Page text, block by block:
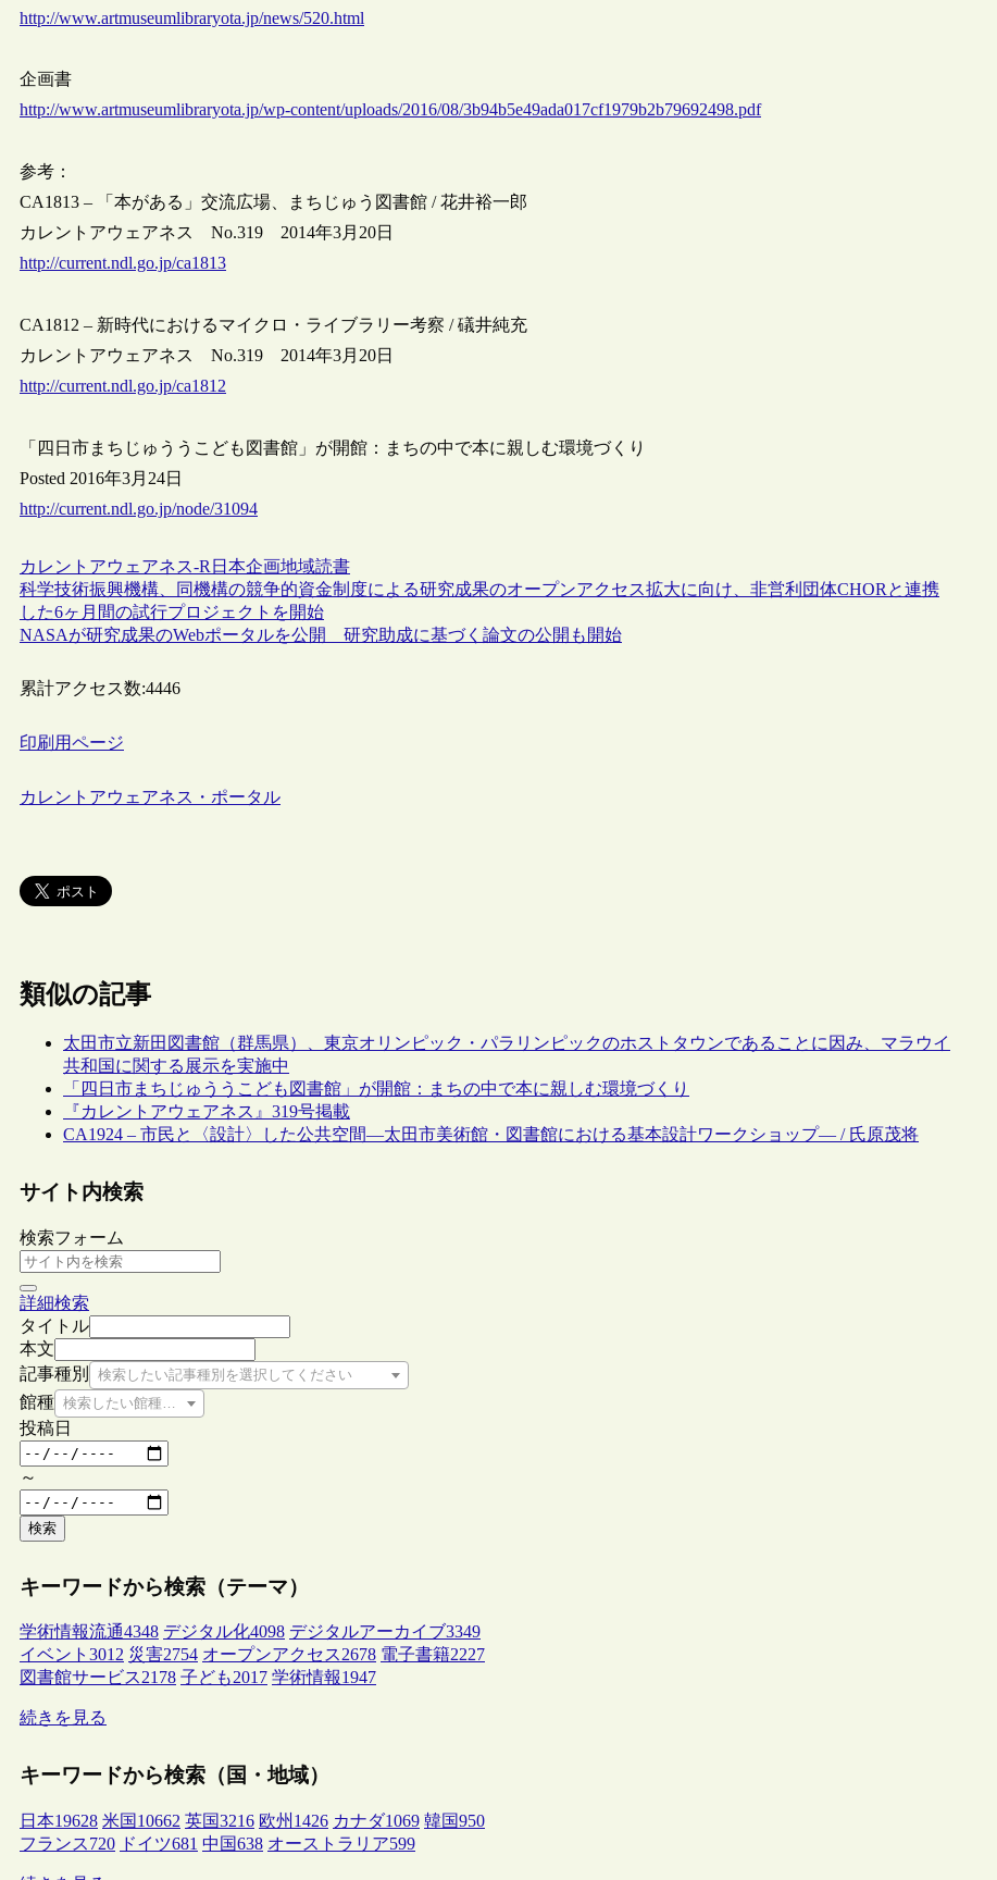
http://www.artmuseumlibraryota.jp/news/520.html
企画書
http://www.artmuseumlibraryota.jp/wp-content/uploads/2016/08/3b94b5e49ada017cf1979b2b79692498.pdf
参考：
CA1813 – 「本がある」交流広場、まちじゅう図書館 / 花井裕一郎
カレントアウェアネス No.319 2014年3月20日
http://current.ndl.go.jp/ca1813
CA1812 – 新時代におけるマイクロ・ライブラリー考察 / 礒井純充
カレントアウェアネス No.319 2014年3月20日
http://current.ndl.go.jp/ca1812
「四日市まちじゅううこども図書館」が開館：まちの中で本に親しむ環境づくり
Posted 2016年3月24日
http://current.ndl.go.jp/node/31094
カレントアウェアネス-R 日本企画地域読書
科学技術振興機構、同機構の競争的資金制度による研究成果のオープンアクセス拡大に向け、非営利団体CHORと連携
した6ヶ月間の試行プロジェクトを開始
NASAが研究成果のWebポータルを公開 研究助成に基づく論文の公開も開始
累計アクセス数:4446
印刷用ページ
カレントアウェアネス・ポータル
類似の記事
太田市立新田図書館（群馬県）、東京オリンピック・パラリンピックのホストタウンであることに因み、マラウイ
共和国に関する展示を実施中
「四日市まちじゅううこども図書館」が開館：まちの中で本に親しむ環境づくり
『カレントアウェアネス』319号掲載
CA1924 – 市民と〈設計〉した公共空間―太田市美術館・図書館における基本設計ワークショップ― / 氏原茂将
サイト内検索
検索フォーム
詳細検索
タイトル
本文
記事種別
検索したい記事種別を選択してください
館種 検索したい館種を選択してください
投稿日
～
検索
キーワードから検索（テーマ）
学術情報流通4348 デジタル化4098 デジタルアーカイブ3349
イベント 3012 災害2754 オープンアクセス2678 電子書籍2227
図書館サービス2178 子ども2017 学術情報1947
続きを見る
キーワードから検索（国・地域）
日本19628 米国 10662 英国3216 欧州 1426 カナダ1069 韓国950
フランス720 ドイツ681 中国638 オーストラリア599